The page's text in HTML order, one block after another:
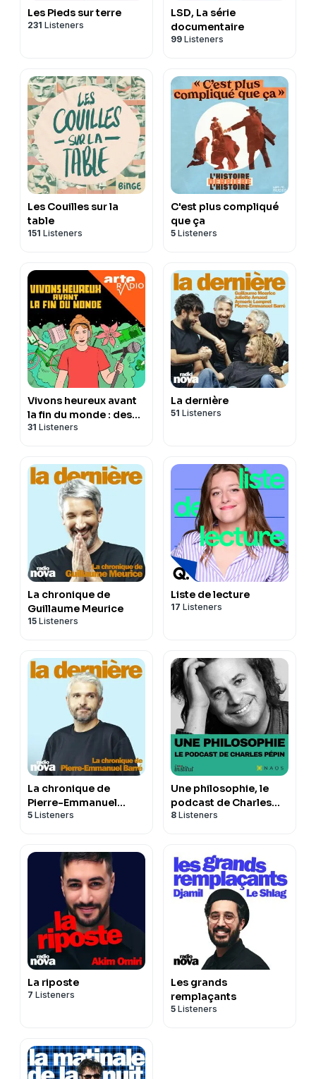
Hébergé par Ausha. Visitez
ausha.co/politique-de-
confidentialite
pour plus d'informations.
Les Pieds sur terre
231 Listeners
LSD, La série
documentaire
99 Listeners
Les Couilles sur la
table
151 Listeners
C'est plus compliqué
que ça
5 Listeners
Vivons heureux avant
la fin du monde : des
idées pour repenser
31 Listeners
La dernière
51 Listeners
La chronique de
Guillaume Meurice
15 Listeners
Liste de lecture
17 Listeners
La chronique de
Pierre-Emmanuel
Barré
5 Listeners
Une philosophie, le
podcast de Charles
Pépin
8 Listeners
La riposte
7 Listeners
Les grands
remplaçants
5 Listeners